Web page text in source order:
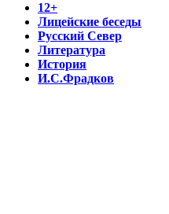
12+
Лицейские беседы
Русский Север
Литература
История
И.С.Фрадков